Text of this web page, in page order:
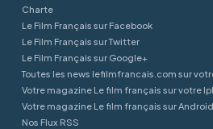
Charte
Le Film Français sur Facebook
Le Film Français sur Twitter
Le Film Français sur Google+
Toutes les news lefilmfrancais.com sur
Votre magazine Le film français sur votre
Votre magazine Le film français sur Android
Nos Flux RSS